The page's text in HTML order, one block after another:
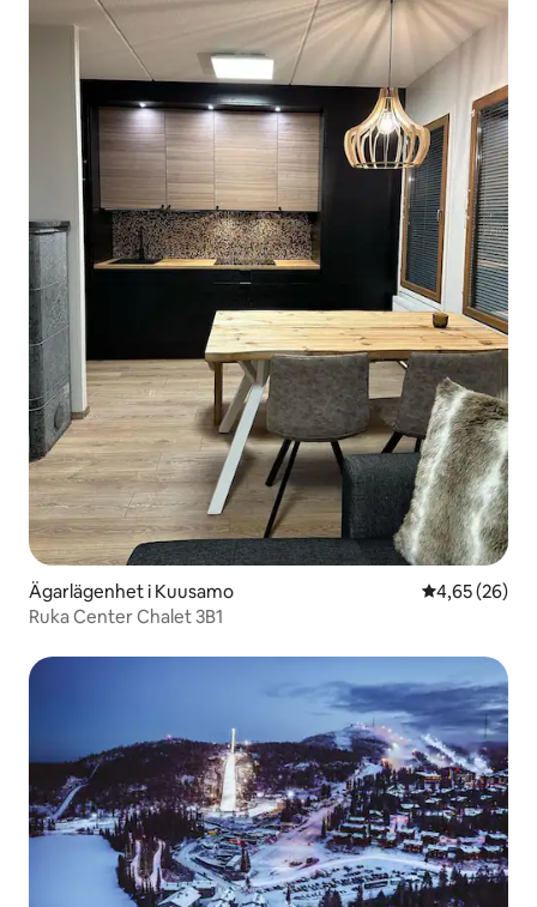
Ägarlägenhet i Kuusamo 4,65 av 5 i
4,65 (26)
Ruka Center Chalet 3B1